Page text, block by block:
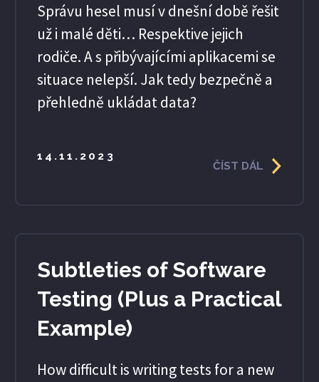
Správu hesel musí v dnešní době řešit
už i malé děti… Respektive jejich
rodiče. A s přibývajícími aplikacemi se
situace nelepší. Jak tedy bezpečně a
přehledně ukládat data?
14.11.2023
ČÍST DÁL
Subtleties of Software
Testing (Plus a Practical
Example)
How difficult is writing tests for a new